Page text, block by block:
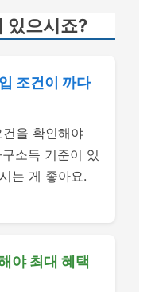
있으시죠?
조건이 까다
을 확인해야
소득 기준이 있
는 게 좋아요.
야 최대 혜택